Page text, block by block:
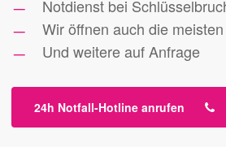
Notdienst bei
Wir öffnen auch die
Und weitere auf Anfrage
24h Notfall-Hotline anrufen